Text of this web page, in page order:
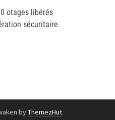
otages libérés
sécuritaire
byThemezHut.